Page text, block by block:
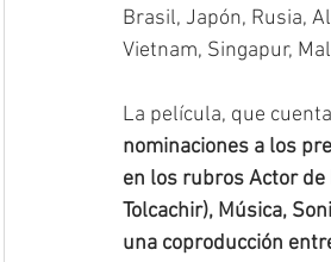
Brasil, Japón, Rusia,
Vietnam, Singapur,
La película, que
nominaciones a los
en los rubros Actor de
Tolcachir), Música,
una coproducción